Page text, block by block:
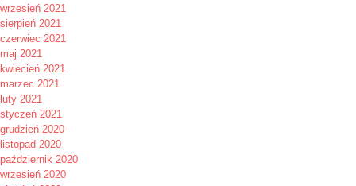
wrzesień 2021
sierpień 2021
czerwiec 2021
maj 2021
kwiecień 2021
marzec 2021
luty 2021
styczeń 2021
grudzień 2020
listopad 2020
październik 2020
wrzesień 2020